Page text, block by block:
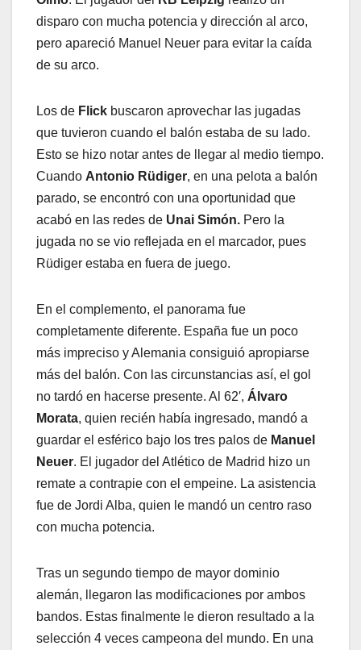
disparo con mucha potencia y dirección al arco,
pero apareció Manuel Neuer para evitar la caída
de su arco.
Los de Flick buscaron aprovechar las jugadas
que tuvieron cuando el balón estaba de su lado.
Esto se hizo notar antes de llegar al medio tiempo.
Cuando Antonio Rüdiger, en una pelota a balón
parado, se encontró con una oportunidad que
acabó en las redes de Unai Simón. Pero la
jugada no se vio reflejada en el marcador, pues
Rüdiger estaba en fuera de juego.
En el complemento, el panorama fue
completamente diferente. España fue un poco
más impreciso y Alemania consiguió apropiarse
más del balón. Con las circunstancias así, el gol
no tardó en hacerse presente. Al 62′, Álvaro
Morata, quien recién había ingresado, mandó a
guardar el esférico bajo los tres palos de Manuel
Neuer. El jugador del Atlético de Madrid hizo un
remate a contrapie con el empeine. La asistencia
fue de Jordi Alba, quien le mandó un centro raso
con mucha potencia.
Tras un segundo tiempo de mayor dominio
alemán, llegaron las modificaciones por ambos
bandos. Estas finalmente le dieron resultado a la
selección 4 veces campeona del mundo. En una